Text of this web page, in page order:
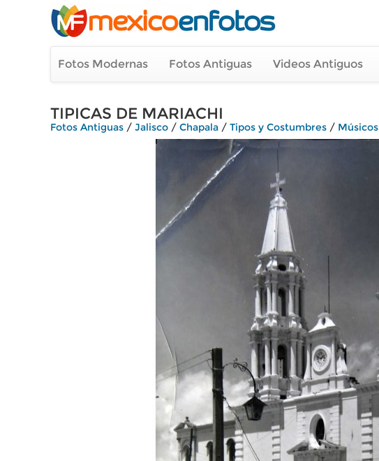
Fotos Modernas Fotos Antiguas Videos Antiguos
TIPICAS DE MARIACHI
Fotos Antiguas / Jalisco / Chapala / Tipos y Costumbres / Músicos